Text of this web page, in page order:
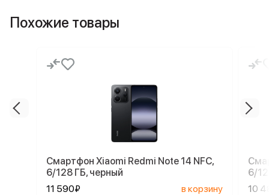
Похожие товары
Смартфон Xiaomi Redmi Note 14 NFC,
6/128 ГБ, черный
11 590₽
в корзину
6/
10